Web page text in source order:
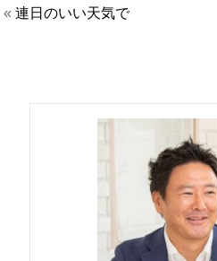
«連日のいい天気で